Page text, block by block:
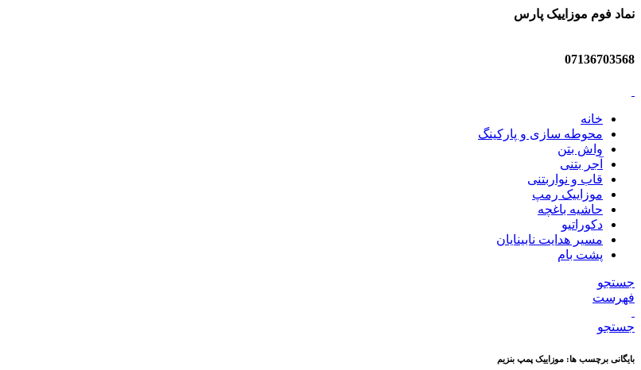
نماد فوم موزاییک پارس
07136703568
خانه
محوطه سازی و پارکینگ
واش بتن
آجر بتنی
قاب و نواربتنی
موزاییک رمپ
حاشیه باغچه
دکوراتیو
مسیر هدایت نابینایان
پشت بام
جستجو
فهرست
جستجو
بایگانی برچسب ها: موزاییک پمپ بنزیم